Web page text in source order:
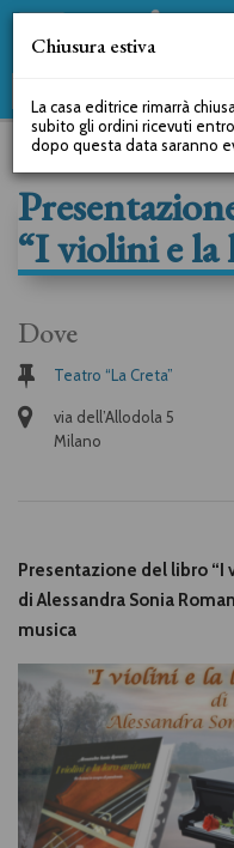
“I violini e la
Dove
Teatro “La Creta”
via dell’Allodola 5
Milano
Presentazione del libro “I
di Alessandra Sonia
musica
Chiusura estiva
La casa editrice rimarrà
subito gli ordini ricevuti
dopo questa data saranno